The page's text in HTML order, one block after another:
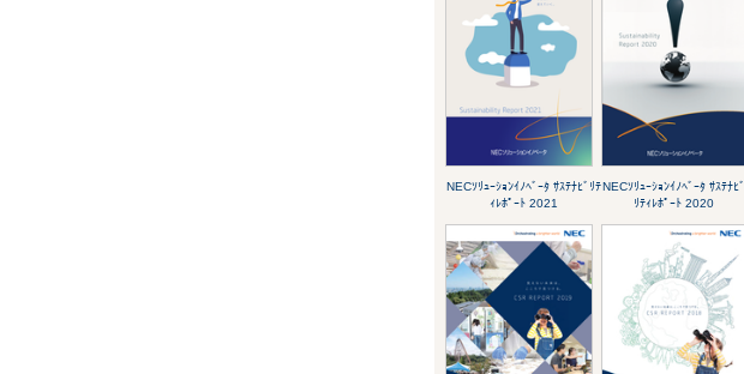
NECｿﾘｭｰｼｮﾝｲﾉﾍﾞｰﾀ ｻｽﾃﾅﾋﾞﾘﾃ
ｨﾚﾎﾟｰﾄ 2021
NECｿﾘｭｰｼｮﾝｲﾉﾍﾞｰﾀ ｻｽﾃﾅﾋﾞ
ﾘﾃｨﾚﾎﾟｰﾄ 2020